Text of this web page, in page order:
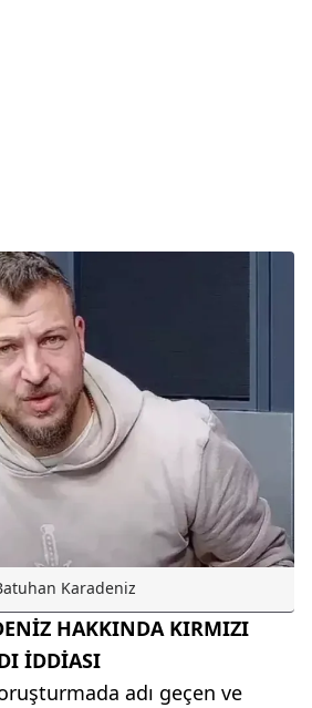
Karadeniz
HAKKINDA KIRMIZI
İDDİASI
adı geçen ve